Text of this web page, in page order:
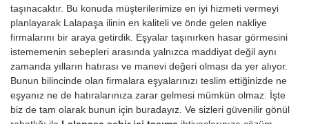
taşınacaktır. Bu konuda müşterilerimize en iyi hizmeti vermeyi
planlayarak Lalapaşa ilinin en kaliteli ve önde gelen nakliye
firmalarını bir araya getirdik. Eşyalar taşınırken hasar görmesini
istememenin sebepleri arasında yalnızca maddiyat değil aynı
zamanda yılların hatırası ve manevi değeri olması da yer alıyor.
Bunun bilincinde olan firmalara eşyalarınızı teslim ettiğinizde ne
eşyanız ne de hatıralarınıza zarar gelmesi mümkün olmaz. İşte
biz de tam olarak bunun için buradayız. Ve sizleri güvenilir gönül